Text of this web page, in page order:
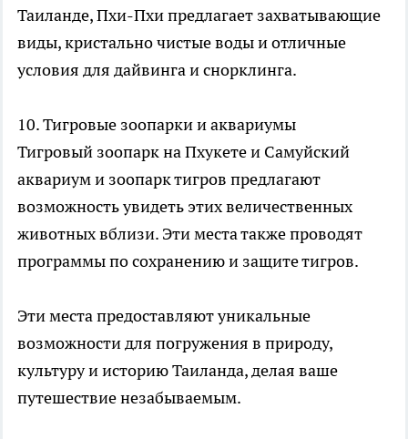
Таиланде, Пхи-Пхи предлагает захватывающие
виды, кристально чистые воды и отличные
условия для дайвинга и снорклинга.
10. Тигровые зоопарки и аквариумы
Тигровый зоопарк на Пхукете и Самуйский
аквариум и зоопарк тигров предлагают
возможность увидеть этих величественных
животных вблизи. Эти места также проводят
программы по сохранению и защите тигров.
Эти места предоставляют уникальные
возможности для погружения в природу,
культуру и историю Таиланда, делая ваше
путешествие незабываемым.